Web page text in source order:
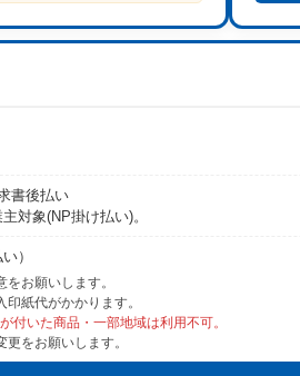
書後払い
対象(NP掛け払い)。
）
お願いします。
紙代がかかります。
付いた商品・一部地域は利用不可。
をお願いします。